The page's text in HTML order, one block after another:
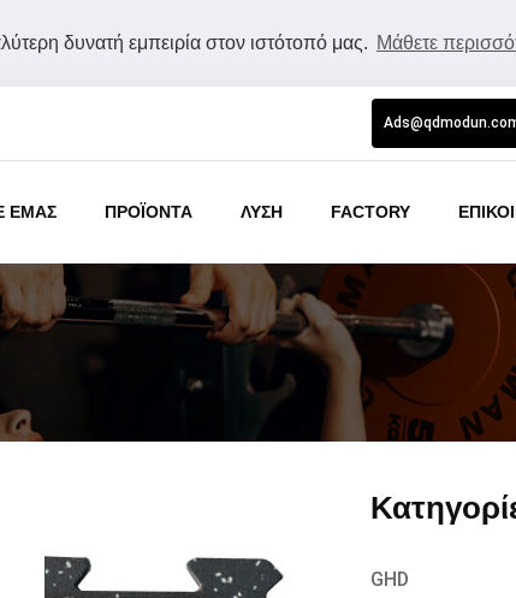
δυνατή εμπειρία στον ιστότοπό μας. Μάθετε
ΕΜΑΣ ΠΡΟΪΟΝΤΑ ΛΥΣΗ FACTORY
GHD